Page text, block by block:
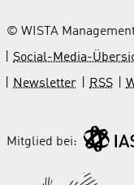
© WISTA
Social-Media-
Newsletter
RSS
Mitglied bei: